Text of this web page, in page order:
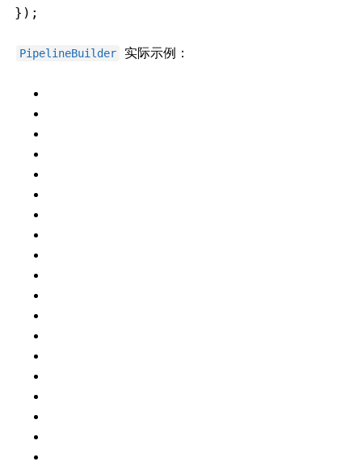
});
PipelineBuilder 实际示例：